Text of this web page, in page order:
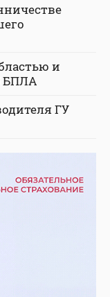
и
БПЛА
ГУ